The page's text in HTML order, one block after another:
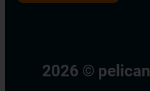
2026 ©